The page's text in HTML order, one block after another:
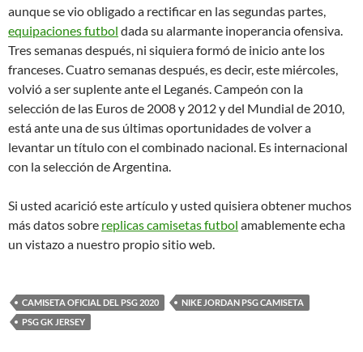
aunque se vio obligado a rectificar en las segundas partes,
equipaciones futbol dada su alarmante inoperancia ofensiva.
Tres semanas después, ni siquiera formó de inicio ante los
franceses. Cuatro semanas después, es decir, este miércoles,
volvió a ser suplente ante el Leganés. Campeón con la
selección de las Euros de 2008 y 2012 y del Mundial de 2010,
está ante una de sus últimas oportunidades de volver a
levantar un título con el combinado nacional. Es internacional
con la selección de Argentina.
Si usted acarició este artículo y usted quisiera obtener muchos
más datos sobre replicas camisetas futbol amablemente echa
un vistazo a nuestro propio sitio web.
CAMISETA OFICIAL DEL PSG 2020
NIKE JORDAN PSG CAMISETA
PSG GK JERSEY